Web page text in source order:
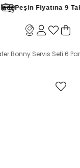
Peşin Fiyatına 9
Bonny Servis Seti 6